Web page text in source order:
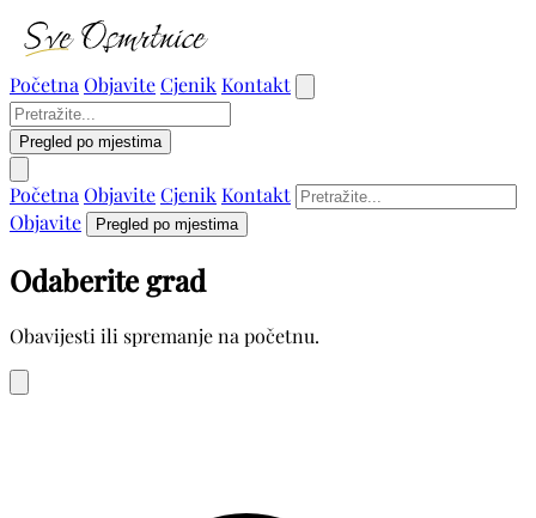
Početna ObjaviteCjenik Kontakt
Pregled po mjestima
Početna ObjaviteCjenik Kontakt
Objavite
Pregled po mjestima
Odaberite grad
Obavijesti ili spremanje na početnu.